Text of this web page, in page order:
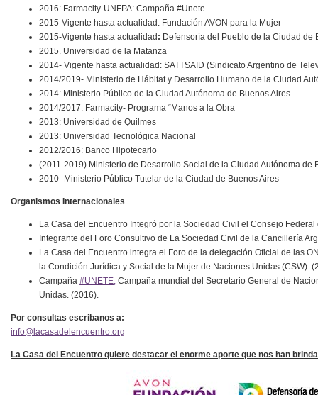
2016: Farmacity-UNFPA: Campaña #Unete
2015-Vigente hasta actualidad: Fundación AVON para la Mujer
2015-Vigente hasta actualidad : Defensoría del Pueblo de la Ciudad de
2015. Universidad de la Matanza
2014- Vigente hasta actualidad: SATTSAID (Sindicato Argentino de
2014/2019- Ministerio de Hábitat y Desarrollo Humano de la Ciudad
2014: Ministerio Público de la Ciudad Autónoma de Buenos Aires
2014/2017: Farmacity- Programa “Manos a la Obra
2013: Universidad de Quilmes
2013: Universidad Tecnológica Nacional
2012/2016: Banco Hipotecario
(2011-2019) Ministerio de Desarrollo Social de la Ciudad Autónoma
2010- Ministerio Público Tutelar de la Ciudad de Buenos Aires
Organismos Internacionales
La Casa del Encuentro Integró por la Sociedad Civil el Consejo
Integrante del Foro Consultivo de La Sociedad Civil de la Cancillería
La Casa del Encuentro integra el Foro de la delegación Oficial de las
la Condición Jurídica y Social de la Mujer de Naciones Unidas (CSW).
Campaña ‪#‎UNETE, Campaña mundial del Secretario General de
Unidas. (2016).
Por consultas escribanos a:
info@lacasadelencuentro.org
La Casa del Encuentro quiere destacar el enorme aporte que nos han